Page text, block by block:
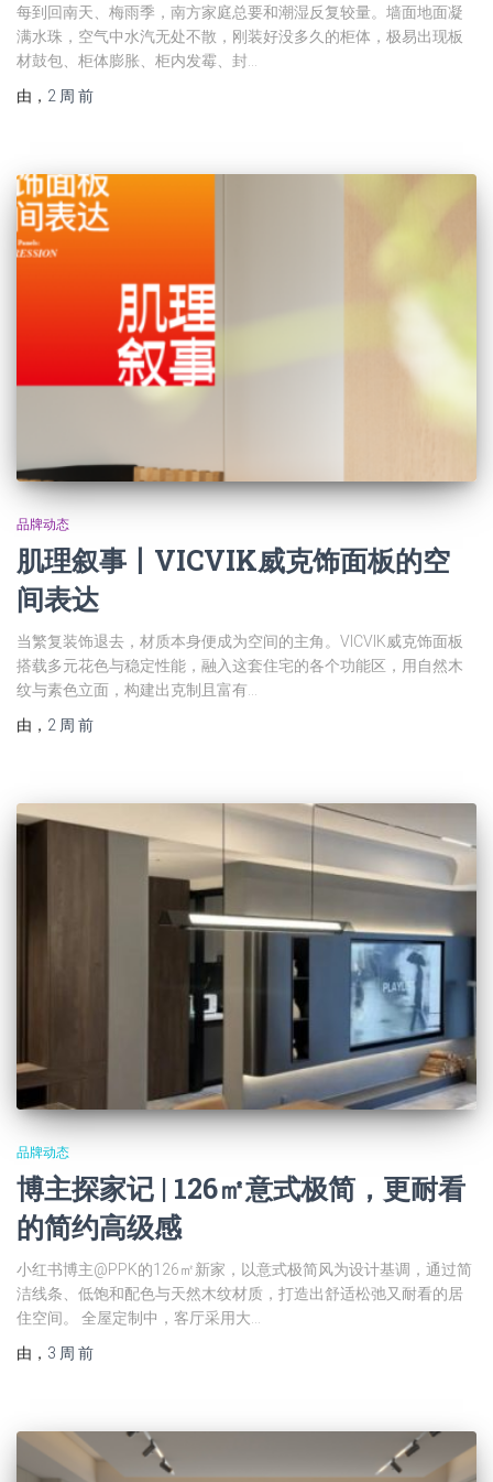
每到回南天、梅雨季，南方家庭总要和潮湿反复较量。墙面地面凝
满水珠，空气中水汽无处不散，刚装好没多久的柜体，极易出现板
材鼓包、柜体膨胀、柜内发霉、封…
由 ， 2 周 前
品牌动态
肌理叙事丨VICVIK威克饰面板的空
间表达
当繁复装饰退去，材质本身便成为空间的主角。VICVIK威克饰面板
搭载多元花色与稳定性能，融入这套住宅的各个功能区，用自然木
纹与素色立面，构建出克制且富有…
由 ， 2 周 前
品牌动态
博主探家记 | 126㎡意式极简，更耐看
的简约高级感
小红书博主@PPK的126㎡新家，以意式极简风为设计基调，通过简
洁线条、低饱和配色与天然木纹材质，打造出舒适松弛又耐看的居
住空间。 全屋定制中，客厅采用大…
由 ， 3 周 前